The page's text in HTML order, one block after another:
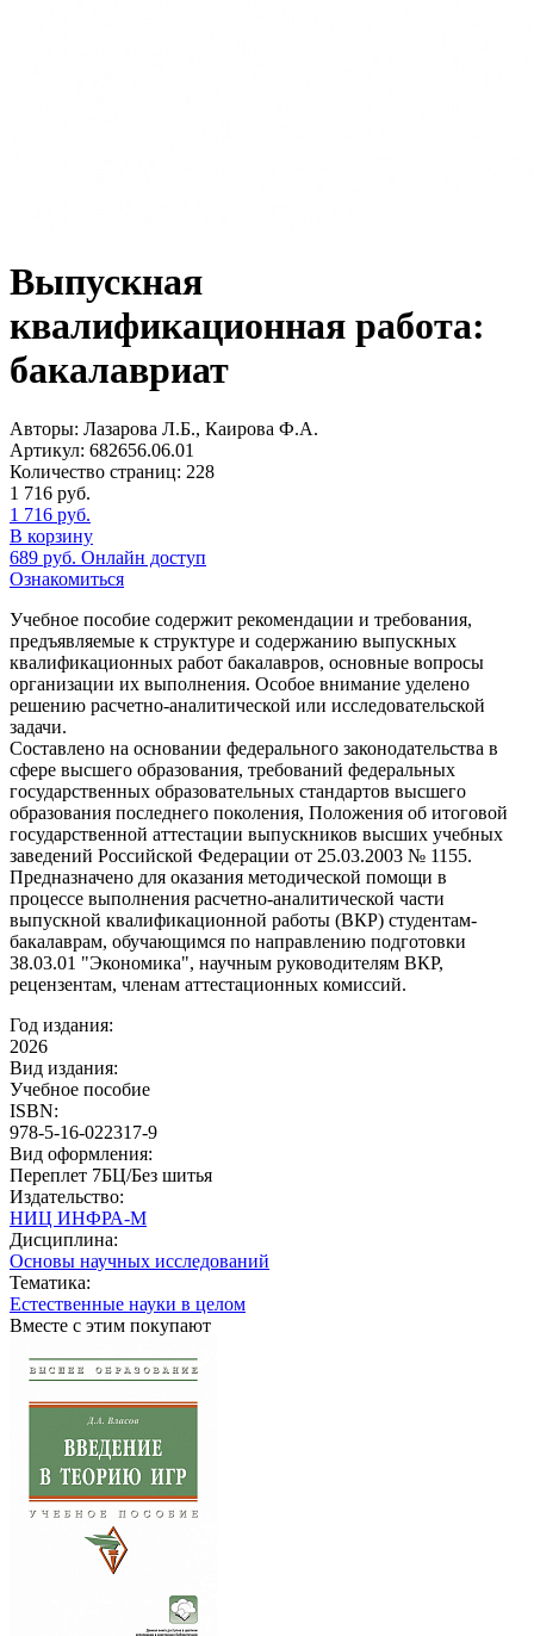
Выпускная
квалификационная работа:
бакалавриат
Авторы: Лазарова Л.Б., Каирова Ф.А.
Артикул: 682656.06.01
Количество страниц: 228
1 716 руб.
1 716 руб.
В корзину
689 руб. Онлайн доступ
Ознакомиться
Учебное пособие содержит рекомендации и требования,
предъявляемые к структуре и содержанию выпускных
квалификационных работ бакалавров, основные вопросы
организации их выполнения. Особое внимание уделено
решению расчетно-аналитической или исследовательской
задачи.
Составлено на основании федерального законодательства в
сфере высшего образования, требований федеральных
государственных образовательных стандартов высшего
образования последнего поколения, Положения об итоговой
государственной аттестации выпускников высших учебных
заведений Российской Федерации от 25.03.2003 № 1155.
Предназначено для оказания методической помощи в
процессе выполнения расчетно-аналитической части
выпускной квалификационной работы (ВКР) студентам-
бакалаврам, обучающимся по направлению подготовки
38.03.01 "Экономика", научным руководителям ВКР,
рецензентам, членам аттестационных комиссий.
Год издания:
2026
Вид издания:
Учебное пособие
ISBN:
978-5-16-022317-9
Вид оформления:
Переплет 7БЦ/Без шитья
Издательство:
НИЦ ИНФРА-М
Дисциплина:
Основы научных исследований
Тематика:
Естественные науки в целом
Вместе с этим покупают